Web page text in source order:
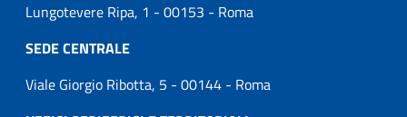
Lungotevere Ripa, 1 - 00153 - Roma
SEDE CENTRALE
Viale Giorgio Ribotta, 5 - 00144 - Roma